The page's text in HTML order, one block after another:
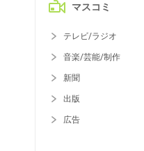
マスコミ
テレビ/ラジオ
音楽/芸能/制作
新聞
出版
広告